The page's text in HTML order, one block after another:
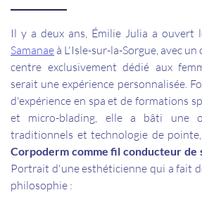
Il y a deux ans, Émilie Julia a ouvert
Samanae à L'Isle-sur-la-Sorgue, avec
centre exclusivement dédié aux
serait une expérience personnalisée.
d'expérience en spa et de formations
et micro-blading, elle a bâti une
traditionnels et technologie de
Corpoderm comme fil conducteur de
Portrait d'une esthéticienne qui a fait
philosophie :